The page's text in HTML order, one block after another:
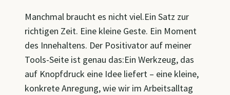
Manchmal braucht es nicht viel.Ein Satz zur
richtigen Zeit. Eine kleine Geste. Ein Moment
des Innehaltens. Der Positivator auf meiner
Tools-Seite ist genau das:Ein Werkzeug, das
auf Knopfdruck eine Idee liefert – eine kleine,
konkrete Anregung, wie wir im Arbeitsalltag